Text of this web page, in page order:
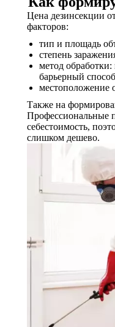
Цена дезинсекции
факторов:
тип и площадь
степень
метод
барьерный
местоположение
Также на
Профессиональные
себестоимость,
слишком дешево.